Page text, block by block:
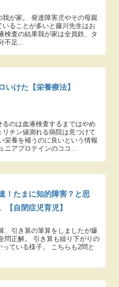
が家。 発達障害児やその母親
ることが多いと藤川先生はお
検査の結果我が家は全員鉄、タ
不足...
いけた【栄養療法】
のは血液検査するまではやめ
チン値測れる病院は見つけて
栄養を補うのに良いという情報
ニアプロテインのココ...
！たまに知的障害？と思
【自閉症児育児】
、引き算の筆算をしましたが爆
問正解。 引き算も繰り下がりの
ている様子。 こちらも2問と